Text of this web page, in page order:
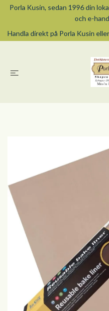
Porla Kusin, sedan 1996 din
och e-
Handla direkt på Porla Kusin